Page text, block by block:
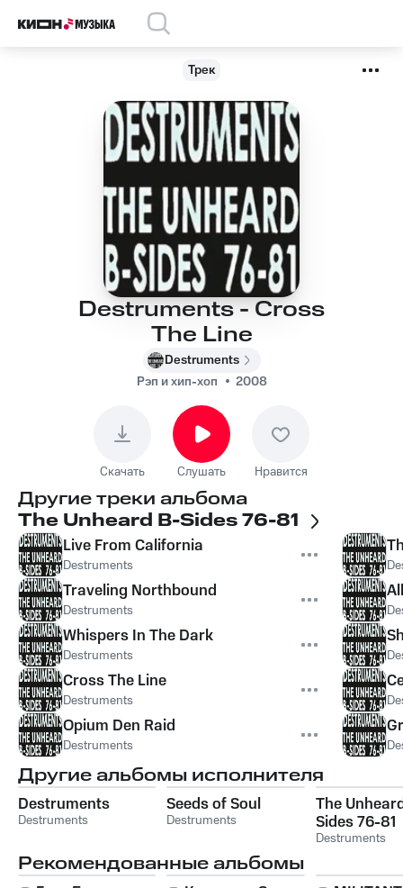
Трек
Destruments - Cross
The Line
Destruments
Рэп и хип-хоп
2008
Скачать Слушать Нравится
Другие треки альбома
The Unheard B-Sides 76-81
Live From California
Destruments
Traveling Northbound
Destruments
Whispers In The Dark
Destruments
Cross The Line
Destruments
Opium Den Raid
Destruments
Другие альбомы исполнителя
Destruments
Destruments
Seeds of Soul
Destruments
The
Sides 76-81
Destruments
Рекомендованные альбомы